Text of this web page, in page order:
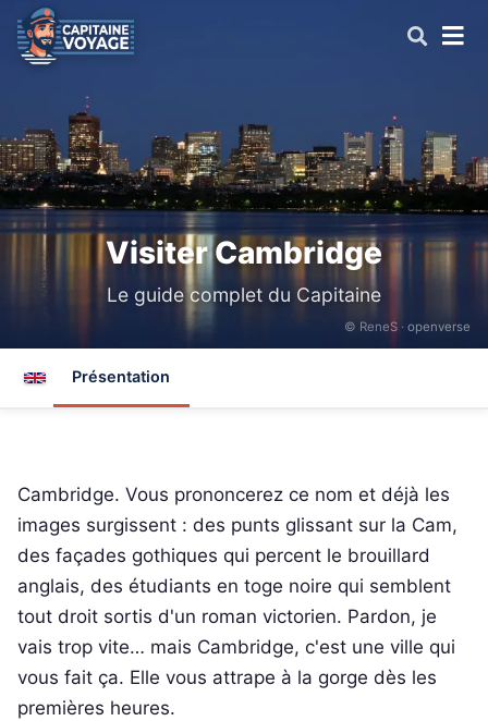
Visiter Cambridge
Le guide complet du Capitaine
© ReneS · openverse
Présentation
Cambridge. Vous prononcerez ce nom et déjà les
images surgissent : des punts glissant sur la Cam,
des façades gothiques qui percent le brouillard
anglais, des étudiants en toge noire qui semblent
tout droit sortis d'un roman victorien. Pardon, je
vais trop vite… mais Cambridge, c'est une ville qui
vous fait ça. Elle vous attrape à la gorge dès les
premières heures.